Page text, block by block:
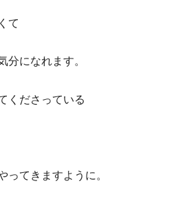
て
分になれます。
くださっている
ってきますように。